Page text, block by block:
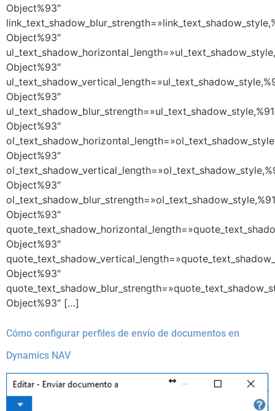
Object%93″
Object%93″
Object%93″
Object%93″
Object%93″
Object%93″
Object%93″
Object%93″
Object%93″
Object%93″
Object%93″ […]
Cómo configurar perfiles de envío de documentos en
Dynamics NAV